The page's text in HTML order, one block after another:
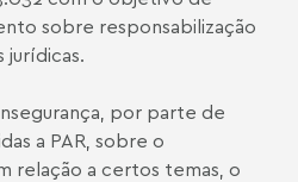
sobre responsabilização
jurídicas.
por parte de
a PAR, sobre o
relação a certos temas, o